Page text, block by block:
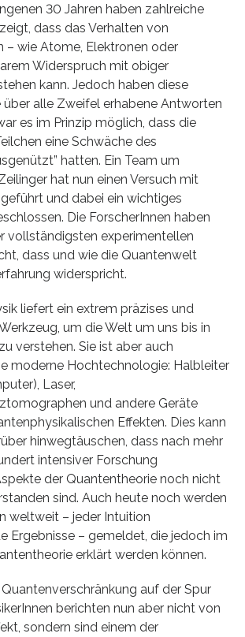
30 Jahren haben zahlreiche
dass das Verhalten von
– wie Atome, Elektronen oder
Widerspruch mit obiger
kann. Jedoch haben diese
über alle Zweifel erhabene Antworten
es im Prinzip möglich, dass die
eine Schwäche des
hatten. Ein Team um
hat nun einen Versuch mit
und dabei ein wichtiges
Die ForscherInnen haben
vollständigsten experimentellen
dass und wie die Quantenwelt
widerspricht.
liefert ein extrem präzises und
um die Welt um uns bis in
verstehen. Sie ist aber auch
moderne Hochtechnologie: Halbleiter
Laser,
und andere Geräte
Effekten. Dies kann
hinwegtäuschen, dass nach mehr
intensiver Forschung
der Quantentheorie noch nicht
sind. Auch heute noch werden
weltweit – jeder Intuition
Ergebnisse – gemeldet, die jedoch im
erklärt werden können.
auf der Spur
berichten nun aber nicht von
sondern sind einem der